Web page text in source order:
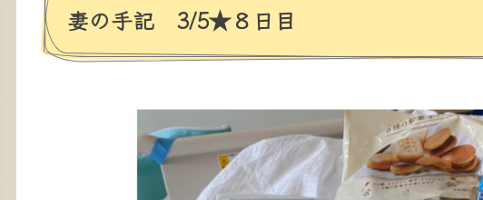
妻の手記 3/5★８日目